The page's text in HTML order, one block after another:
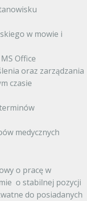
w mowie i
Office
oraz zarządzania
czasie
medycznych
o pracę w
o stabilnej pozycji
do posiadanych